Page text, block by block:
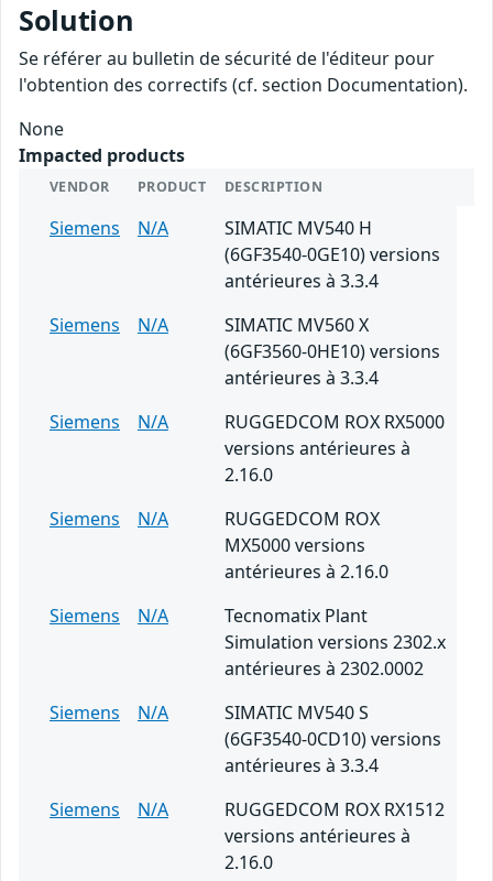
Solution
Se référer au bulletin de sécurité de l'éditeur pour
l'obtention des correctifs (cf. section Documentation).
None
Impacted products
VENDOR PRODUCT DESCRIPTION
Siemens N/A
SIMATIC MV540 H
(6GF3540-0GE10) versions
antérieures à 3.3.4
Siemens
N/A
SIMATIC MV560 X
(6GF3560-0HE10) versions
antérieures à 3.3.4
Siemens
N/A
RUGGEDCOM ROX RX5000
versions antérieures à
2.16.0
Siemens
N/A
RUGGEDCOM ROX
MX5000 versions
antérieures à 2.16.0
Siemens
N/A
Tecnomatix Plant
Simulation versions 2302.x
antérieures à 2302.0002
Siemens
N/A
SIMATIC MV540 S
(6GF3540-0CD10) versions
antérieures à 3.3.4
Siemens
N/A
RUGGEDCOM ROX RX1512
versions antérieures à
2.16.0